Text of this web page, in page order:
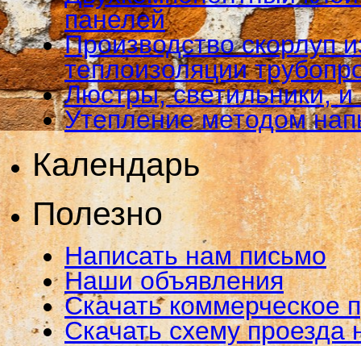
панелей
Производство скорлуп
теплоизоляции
Люстры, светильники,
Утепление методом
Календарь
Полезно
Написать нам письмо
Наши объявления
Скачать коммерческое
Скачать схему проезда